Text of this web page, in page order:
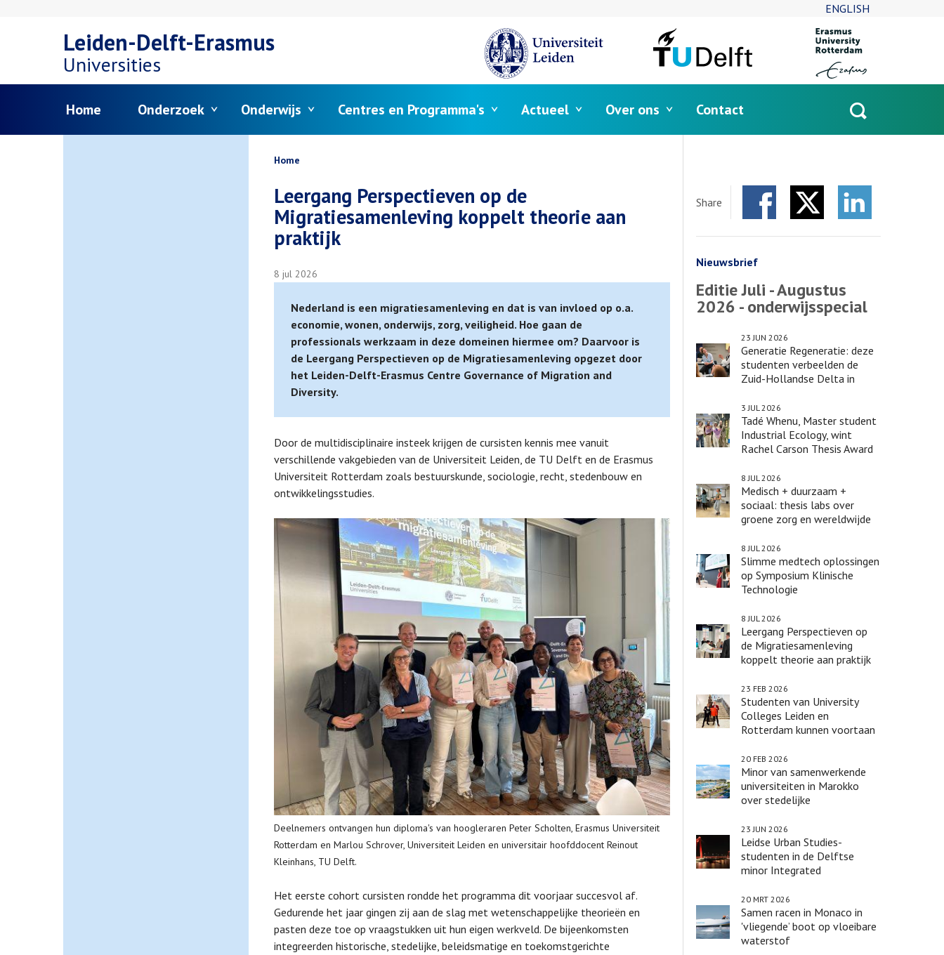
naar
ENGLISH
Leiden-Delft-Erasmus
Universities
Home Onderzoek Onderwijs Centres en Programma's Actueel Over ons Contact
Kruimelpad
Home
Leergang Perspectieven op de
Migratiesamenleving koppelt theorie aan
praktijk
8 jul 2026
Nederland is een migratiesamenleving en dat is van invloed op o.a.
economie, wonen, onderwijs, zorg, veiligheid. Hoe gaan de
professionals werkzaam in deze domeinen hiermee om? Daarvoor is
de Leergang Perspectieven op de Migratiesamenleving opgezet door
het Leiden-Delft-Erasmus Centre Governance of Migration and
Diversity.
Door de multidisciplinaire insteek krijgen de cursisten kennis mee vanuit
verschillende vakgebieden van de Universiteit Leiden, de TU Delft en de Erasmus
Universiteit Rotterdam zoals bestuurskunde, sociologie, recht, stedenbouw en
ontwikkelingsstudies.
Deelnemers ontvangen hun diploma's van hoogleraren Peter Scholten, Erasmus Universiteit
Rotterdam en Marlou Schrover, Universiteit Leiden en universitair hoofddocent Reinout
Kleinhans, TU Delft.
Het eerste cohort cursisten rondde het programma dit voorjaar succesvol af.
Gedurende het jaar gingen zij aan de slag met wetenschappelijke theorieën en
pasten deze toe op vraagstukken uit hun eigen werkveld. De bijeenkomsten
integreerden historische, stedelijke, beleidsmatige en toekomstgerichte
Share
Nieuwsbrief
Editie Juli - Augustus
2026 - onderwijsspecial
Generatie Regeneratie: deze
studenten verbeelden de
Zuid-Hollandse Delta in
23 JUN 2026
Tadé Whenu, Master student
Industrial Ecology, wint
Rachel Carson Thesis Award
3 JUL 2026
Medisch + duurzaam +
sociaal: thesis labs over
groene zorg en wereldwijde
8 JUL 2026
Slimme medtech oplossingen
op Symposium Klinische
Technologie
8 JUL 2026
Leergang Perspectieven op
de Migratiesamenleving
koppelt theorie aan praktijk
8 JUL 2026
Studenten van University
Colleges Leiden en
Rotterdam kunnen voortaan
23 FEB 2026
Minor van samenwerkende
universiteiten in Marokko
over stedelijke
20 FEB 2026
Leidse Urban Studies-
studenten in de Delftse
minor Integrated
23 JUN 2026
Samen racen in Monaco in
'vliegende’ boot op vloeibare
waterstof
20 MRT 2026